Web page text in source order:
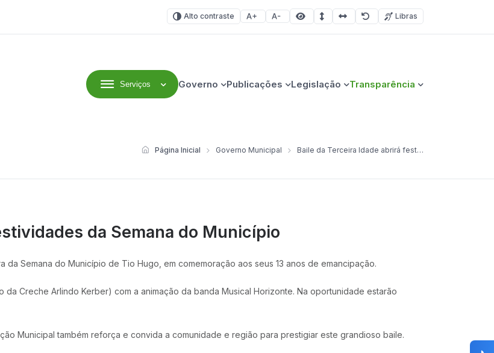
Alto contraste Aumentar fonte
Diminuir fonteÁrea selecionada
Espaçamento de linha
Espaço dos caracteres
RedefinirLibras
Serviços Governo Publicações Legislação Transparência
Página Inicial Governo Municipal Baile da Terceira Idade abrirá festividades da Semana do Município
da Semana do Município
da Semana do Município de Tio Hugo, em comemoração aos seus 13 anos de emancipação.
da Creche Arlindo Kerber) com a animação da banda Musical Horizonte. Na oportunidade estarão
Municipal também reforça e convida a comunidade e região para prestigiar este grandioso baile.